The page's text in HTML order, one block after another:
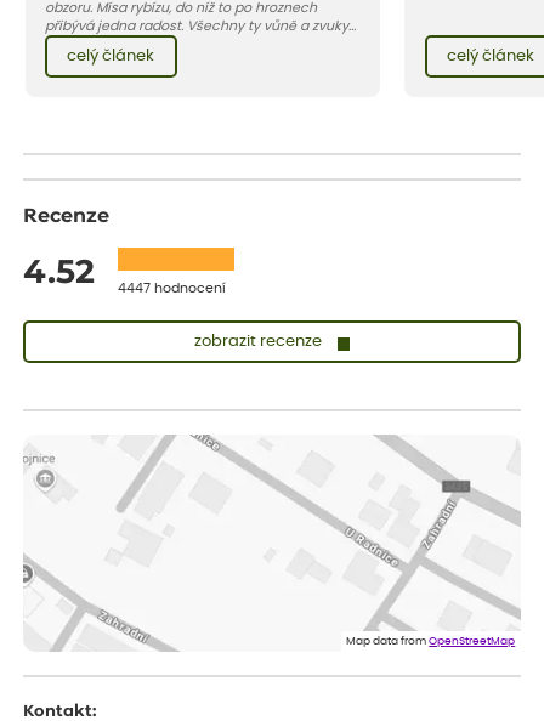
obzoru. Mísa rybízu, do níž to po hroznech
přibývá jedna radost. Všechny ty vůně a zvuky
červencové zahrady. Sklizeň rybízu do kuchyně
vnese neuvěřitelný klid a radost. A taky trochu
bezstarostnosti dětství při mlsání babiččina
celý článek celý článek
Recenze
4.52 4447 hodnocení
zobrazit recenze
vše v naprostém pořádku
ověřený nákup dnes
Jana
Flos je nejlepší &#129321;
Map data fromOpenStreetMap
Kontakt: